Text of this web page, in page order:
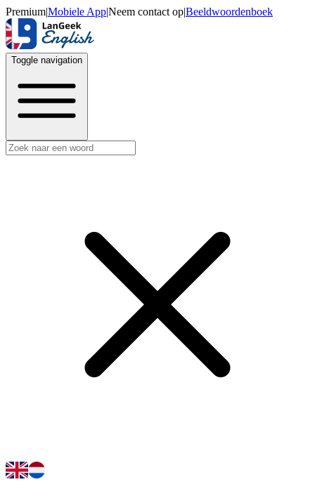
Premium|Mobiele App|Neem contact op|Beeldwoordenboek
Toggle navigation